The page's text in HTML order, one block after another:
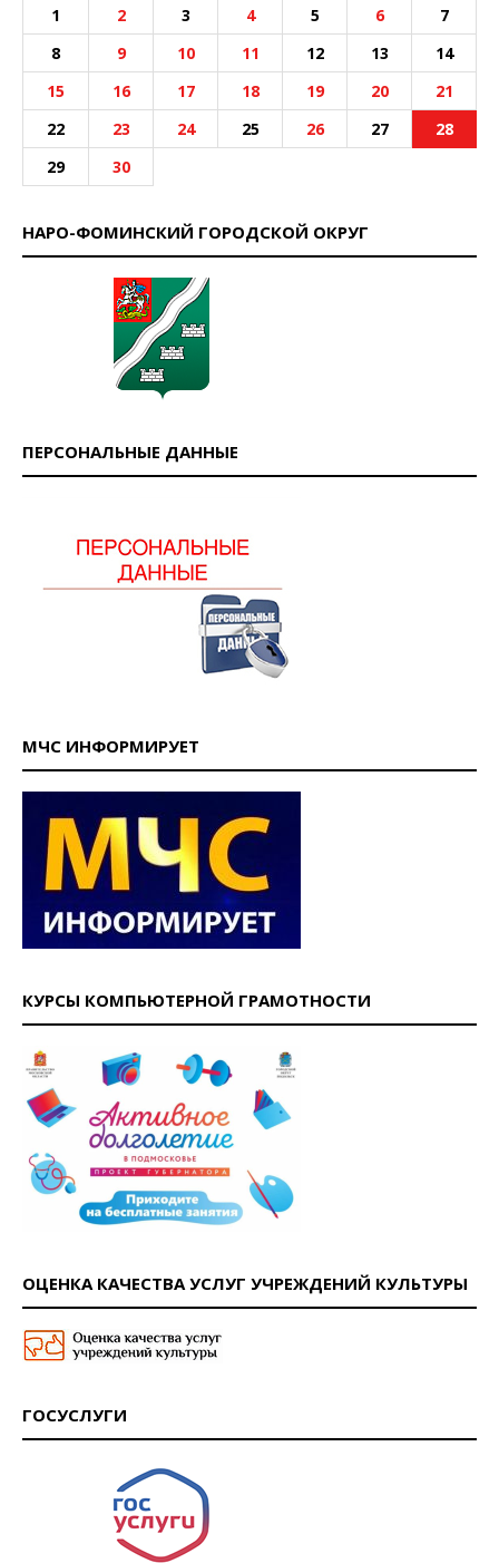
1 2 3 4 5 6
7
8
9 10 11 12 13
14
15
16 17 18 19 20
21
22
23 24 25 26 27
28
29
30
НАРО-ФОМИНСКИЙ ГОРОДСКОЙ ОКРУГ
ПЕРСОНАЛЬНЫЕ ДАННЫЕ
МЧС ИНФОРМИРУЕТ
КУРСЫ КОМПЬЮТЕРНОЙ ГРАМОТНОСТИ
ОЦЕНКА КАЧЕСТВА УСЛУГ УЧРЕЖДЕНИЙ КУЛЬТУРЫ
ГОСУСЛУГИ